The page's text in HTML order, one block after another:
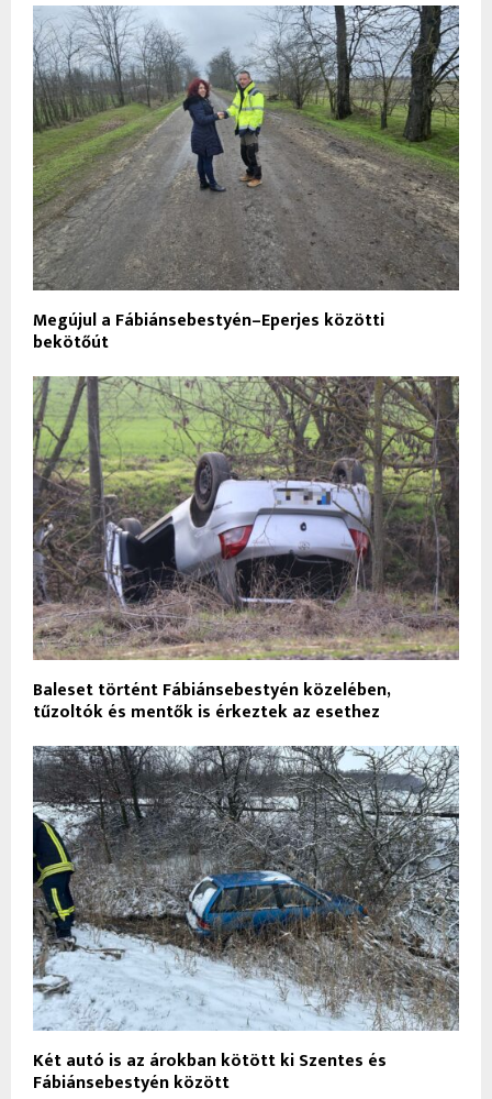
Megújul a Fábiánsebestyén–Eperjes közötti
bekötőút
Baleset történt Fábiánsebestyén közelében,
tűzoltók és mentők is érkeztek az esethez
Két autó is az árokban kötött ki Szentes és
Fábiánsebestyén között